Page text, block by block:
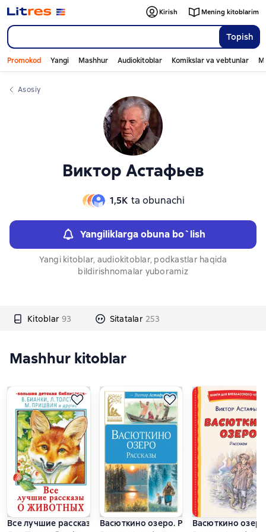
Topish
Kirish Mening kitoblarim
Promokod Yangi Mashhur Audiokitoblar Komikslar va vebtunlar
Asosiy
Виктор Астафьев
1,5К ta obunachi
Yangiliklarga obuna bo`lish
Yangi kitoblar, audiokitoblar, podkastlar haqida
bildirishnomalar yuboramiz
Kitoblar 93 Sitatalar 253
Слайдер с книгами
Mashhur kitoblar
Все лучшие рассказы о животныхВасюткино озеро. РассказыВасюткино озеро
Слайдер с книгами